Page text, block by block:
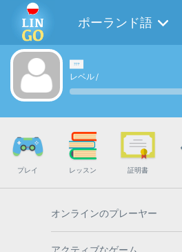
ポーランド語
レベル/
プレイ レッスン 証明書
オンラインのプレーヤー